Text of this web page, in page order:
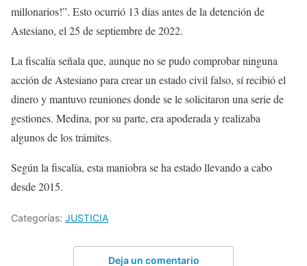
millonarios!”. Esto ocurrió 13 días antes de la detención de
Astesiano, el 25 de septiembre de 2022.
La fiscalía señala que, aunque no se pudo comprobar ninguna
acción de Astesiano para crear un estado civil falso, sí recibió el
dinero y mantuvo reuniones donde se le solicitaron una serie de
gestiones. Medina, por su parte, era apoderada y realizaba
algunos de los trámites.
Según la fiscalía, esta maniobra se ha estado llevando a cabo
desde 2015.
Categorías: JUSTICIA
Deja un comentario